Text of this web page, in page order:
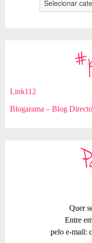
Link112
Blogarama – Blog
Quer
Entre
pelo e-mail: